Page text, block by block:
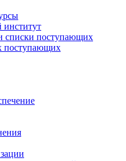
институт
списки поступающих
поступающих